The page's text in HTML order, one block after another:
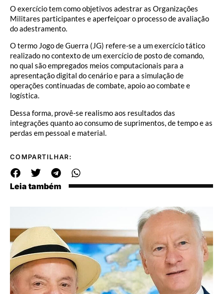
O exercício tem como objetivos adestrar as Organizações
Militares participantes e aperfeiçoar o processo de avaliação
do adestramento.
O termo Jogo de Guerra (JG) refere-se a um exercício tático
realizado no contexto de um exercício de posto de comando,
no qual são empregados meios computacionais para a
apresentação digital do cenário e para a simulação de
operações continuadas de combate, apoio ao combate e
logística.
Dessa forma, provê-se realismo aos resultados das
integrações quanto ao consumo de suprimentos, de tempo e as
perdas em pessoal e material.
COMPARTILHAR:
Leia também